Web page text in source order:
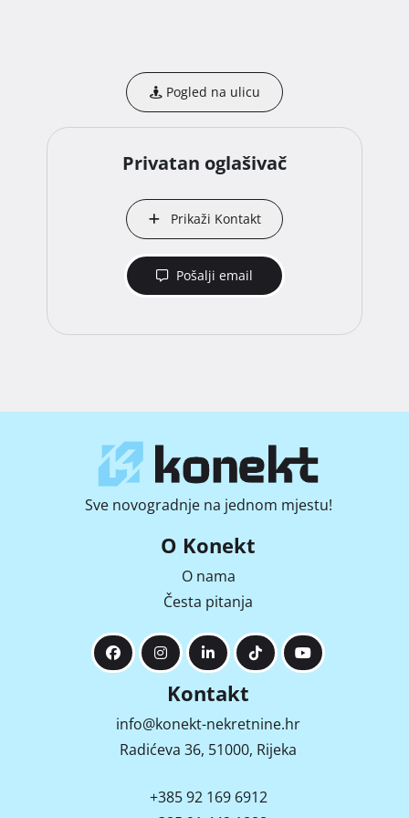
- Krovna terasa s panoramskim pogledom
Sva gradevinska dokumentacija dostupna na uvid.
Direktno od vlasnika bez provizije
+385 91 5916 006
Pogled na ulicu
Privatan oglašivač
Prikaži Kontakt
Pošalji email
Sve novogradnje na jednom mjestu!
O Konekt
O nama
Česta pitanja
Kontakt
info@konekt-nekretnine.hr
Radićeva 36, 51000, Rijeka
+385 92 169 6912